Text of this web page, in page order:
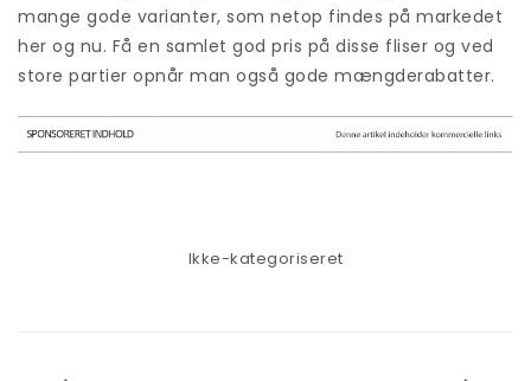
mange gode varianter, som netop findes på markedet
her og nu. Få en samlet god pris på disse fliser og ved
store partier opnår man også gode mængderabatter.
Ikke-kategoriseret